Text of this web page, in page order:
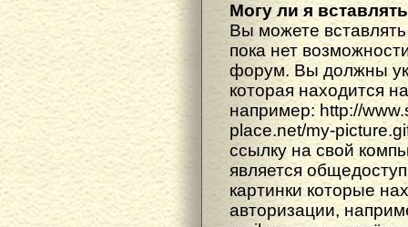
Могу ли я
Вы можете
пока нет
форум. Вы должны
которая находится
например: http://
place.net/my-
ссылку на свой
является
картинки которые
авторизации,